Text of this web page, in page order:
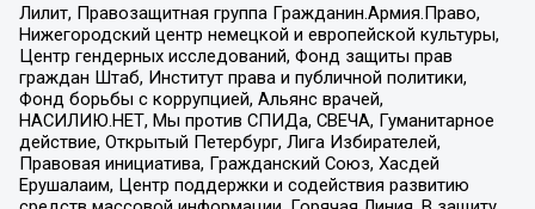
Лилит, Правозащитная группа Гражданин.Армия.Право,
Нижегородский центр немецкой и европейской культуры,
Центр гендерных исследований, Фонд защиты прав
граждан Штаб, Институт права и публичной политики,
Фонд борьбы с коррупцией, Альянс врачей,
НАСИЛИЮ.НЕТ, Мы против СПИДа, СВЕЧА, Гуманитарное
действие, Открытый Петербург, Лига Избирателей,
Правовая инициатива, Гражданский Союз, Хасдей
Ерушалаим, Центр поддержки и содействия развитию